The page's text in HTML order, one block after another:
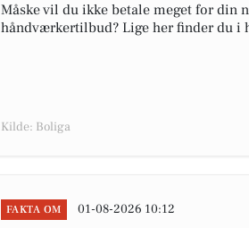
Måske vil du ikke betale meget for din
håndværkertilbud? Lige her finder du i
Kilde: Boliga
FAKTA OM 01-08-2026 10:12